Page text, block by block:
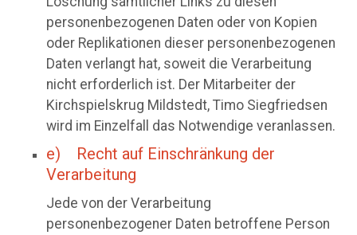
personenbezogenen Daten oder von Kopien
oder Replikationen dieser personenbezogenen
Daten verlangt hat, soweit die Verarbeitung
nicht erforderlich ist. Der Mitarbeiter der
Kirchspielskrug Mildstedt, Timo Siegfriedsen
wird im Einzelfall das Notwendige veranlassen.
e) Recht auf Einschränkung der
Verarbeitung
Jede von der Verarbeitung
personenbezogener Daten betroffene Person